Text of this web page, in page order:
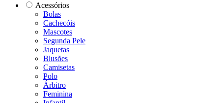
Acessórios
Bolas
Cachecóis
Mascotes
Segunda Pele
Jaquetas
Blusões
Camisetas
Polo
Árbitro
Feminina